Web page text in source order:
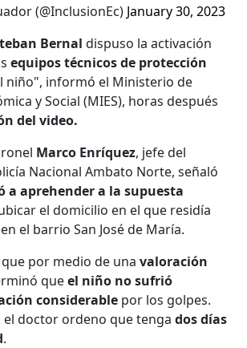
(@InclusionEc) January 30, 2023
Bernal dispuso la activación
equipos técnicos de protección
niño", informó el Ministerio de
y Social (MIES), horas después
del video.
Marco Enríquez, jefe del
Nacional Ambato Norte, señaló
a aprehender a la supuesta
el domicilio en el que residía
el barrio San José de María.
por medio de unavaloración
queel niño no sufrió
considerable por los golpes.
el doctor ordeno que tenga dos días
.